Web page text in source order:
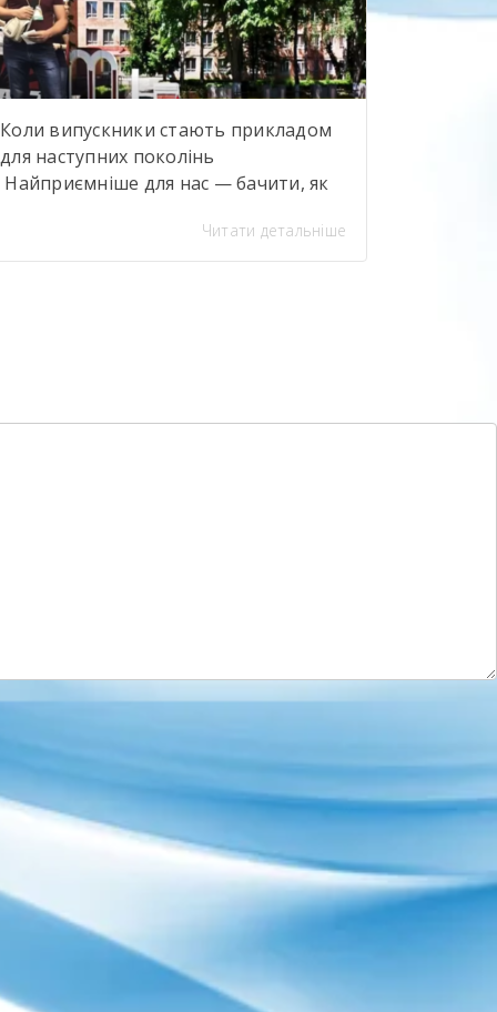
Based Training — […]
Коли випускники стають прикладом
для наступних поколінь
Найприємніше для нас — бачити, як
професійних висот і при цьому не
забувають про свій навчальний
майстрів» та є одним із найсильніших
Читати детальніше